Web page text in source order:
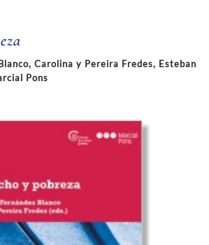
Carolina y Pereira Fredes, Esteban
Pons